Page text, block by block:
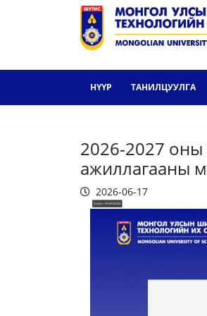
НҮҮР ТАНИЛЦУУЛГА
2026-2027 оны
ажиллагааны
2026-06-17